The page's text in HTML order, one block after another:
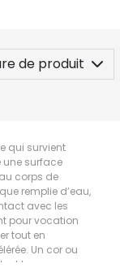
de produit
qui survient
une surface
corps de
remplie d’eau,
avec les
pour vocation
tout en
Un cor ou
la cause